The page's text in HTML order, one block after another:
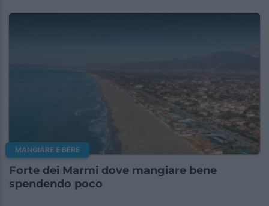
MANGIARE E BERE
Forte dei Marmi dove mangiare bene
spendendo poco